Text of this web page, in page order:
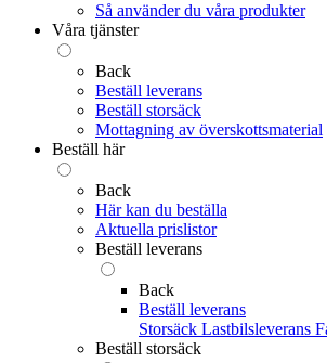
Så använder du våra produkter
Våra tjänster
Back
Beställ leverans
Beställ storsäck
Mottagning av överskottsmaterial
Beställ här
Back
Här kan du beställa
Aktuella prislistor
Beställ leverans
Back
Beställ leverans
Storsäck Lastbilsleverans
Beställ storsäck